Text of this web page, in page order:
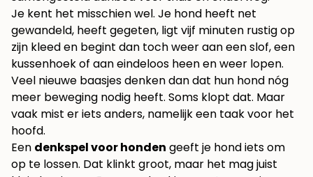
Je kent het misschien wel. Je hond heeft net
gewandeld, heeft gegeten, ligt vijf minuten rustig op
zijn kleed en begint dan toch weer aan een slof, een
kussenhoek of aan eindeloos heen en weer lopen.
Veel nieuwe baasjes denken dan dat hun hond nóg
meer beweging nodig heeft. Soms klopt dat. Maar
vaak mist er iets anders, namelijk een taak voor het
hoofd.
Een denkspel voor honden geeft je hond iets om
op te lossen. Dat klinkt groot, maar het mag juist